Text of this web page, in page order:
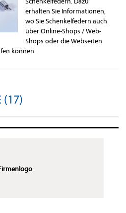
erhalten Sie Informationen,
wo Sie Schenkelfedern auch
über Online-Shops / Web-
Shops oder die Webseiten
können.
(17)